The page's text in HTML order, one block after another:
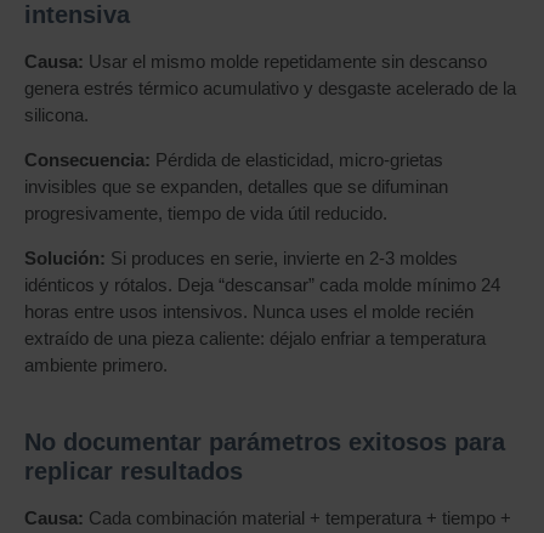
intensiva
Causa: Usar el mismo molde repetidamente sin descanso
genera estrés térmico acumulativo y desgaste acelerado de la
silicona.
Consecuencia: Pérdida de elasticidad, micro-grietas
invisibles que se expanden, detalles que se difuminan
progresivamente, tiempo de vida útil reducido.
Solución: Si produces en serie, invierte en 2-3 moldes
idénticos y rótalos. Deja “descansar” cada molde mínimo 24
horas entre usos intensivos. Nunca uses el molde recién
extraído de una pieza caliente: déjalo enfriar a temperatura
ambiente primero.
No documentar parámetros exitosos para
replicar resultados
Causa: Cada combinación material + temperatura + tiempo +